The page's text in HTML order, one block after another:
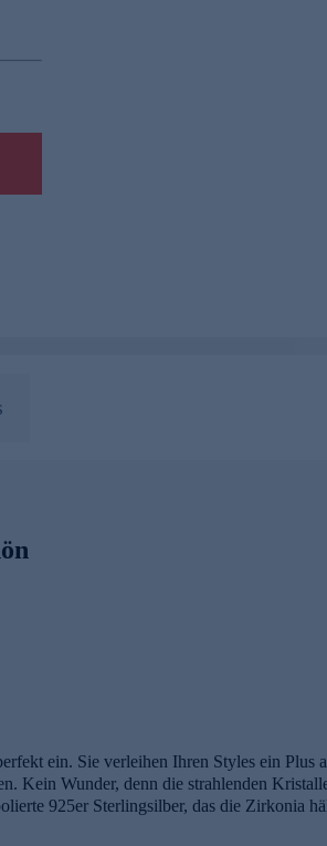
ein. Sie verleihen Ihren Styles ein
Kein Wunder, denn die strahlenden
925er Sterlingsilber, das die Zirkonia